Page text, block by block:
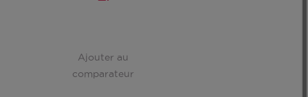
Ajouter au
comparateur